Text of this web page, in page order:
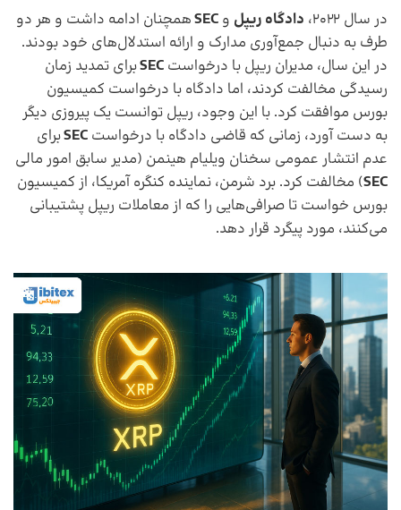
در سال 2022، دادگاه ریپل و SECهمچنان ادامه داشت و هر دو
طرف به دنبال جمع‌آوری مدارک و ارائه استدلال‌های خود بودند.
در این سال، مدیران ریپل با درخواست SECبرای تمدید زمان
رسیدگی مخالفت کردند، اما دادگاه با درخواست کمیسیون
بورس موافقت کرد. با این وجود، ریپل توانست یک پیروزی دیگر
به دست آورد، زمانی که قاضی دادگاه با درخواست SECبرای
عدم انتشار عمومی سخنان ویلیام هینمن (مدیر سابق امور مالی
SEC) مخالفت کرد. برد شرمن، نماینده کنگره آمریکا، از کمیسیون
بورس خواست تا صرافی‌هایی را که از معاملات ریپل پشتیبانی
می‌کنند، مورد پیگرد قرار دهد.